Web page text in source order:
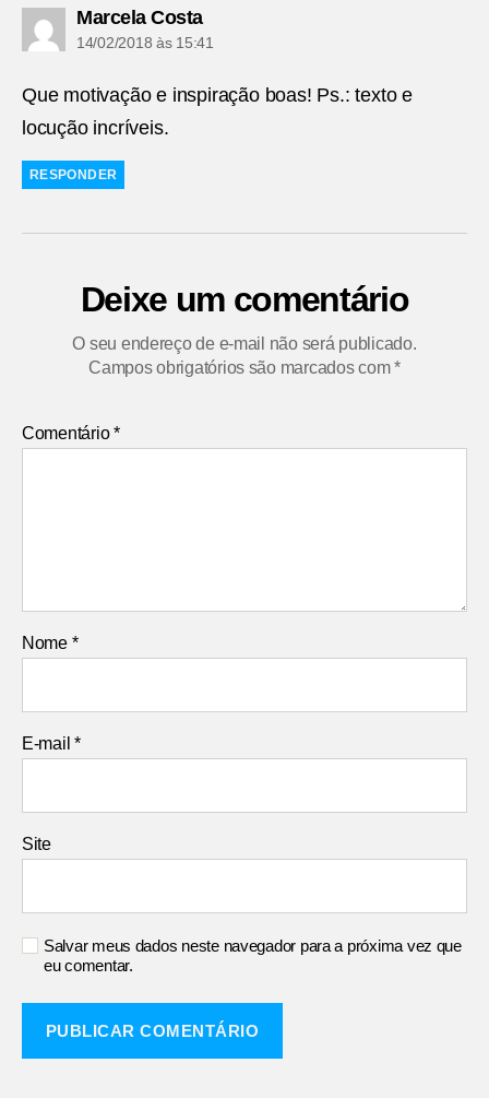
Marcela Costadiz:
14/02/2018 às 15:41
Que motivação e inspiração boas! Ps.: texto e
locução incríveis.
RESPONDER
Deixe um comentário
O seu endereço de e-mail não será publicado.
Campos obrigatórios são marcados com*
Comentário*
Nome *
E-mail*
Site
Salvar meus dados neste navegador para a próxima vez que
eu comentar.